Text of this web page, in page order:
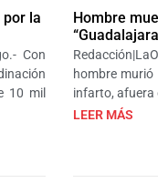
por la
Con
10 mil
Hombre
hombre murió
infarto, afuera
LEER MÁS